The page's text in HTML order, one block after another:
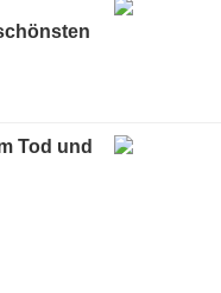
Tod und